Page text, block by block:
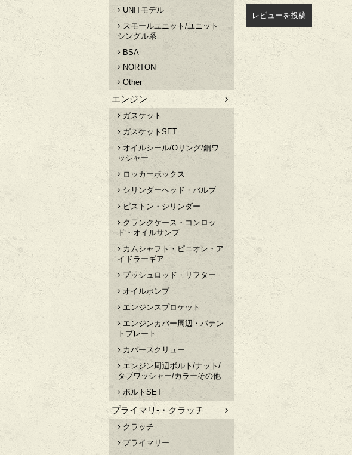
レビューを投稿
UNITモデル
スモールユニット/ユニット
シングル系
BSA
NORTON
Other
エンジン
ガスケット
ガスケットSET
オイルシール/Oリング/銅ワ
ッシャー
ロッカーボックス
シリンダーヘッド・バルブ
ピストン・シリンダー
クランクケース・コンロッ
ド・オイルサンプ
カムシャフト・ピニオン・ア
イドラーギア
プッシュロッド・リフター
オイルポンプ
エンジンスプロケット
エンジンカバー周辺・パテン
トプレート
カバースクリュー
エンジン周辺ボルト/ナット/
タブワッシャー/カラーその他
ボルトSET
プライマリ-・クラッチ
クラッチ
プライマリー